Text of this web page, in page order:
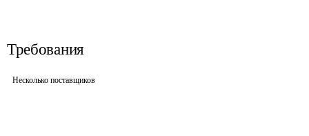
Требования
Несколько поставщиков